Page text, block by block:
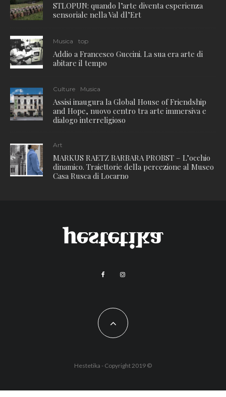
STLOPUN: quando l’arte diventa esperienza
sensoriale nella Val dl’Ert
Musica top
Addio a Francesco Guccini. La sua era arte di
abitare il tempo
Culture Musica
Assisi inaugura la Global House of Friendship
and Hope, nuovo centro tra arte immersiva e
dialogo interreligioso
Art
MARKUS RAETZ BARBARA PROBST – L’occhio
dinamico. Traiettorie della percezione al Museo
Casa Rusca di Locarno
Hestetika - Copyright 2019 ©